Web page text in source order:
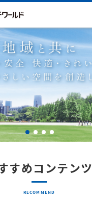
すめコンテンツ
RECOMMEND